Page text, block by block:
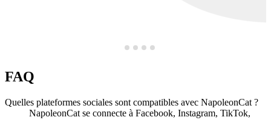
FAQ
Quelles plateformes sociales sont compatibles avec NapoleonCat ?
NapoleonCat se connecte à Facebook, Instagram, TikTok,